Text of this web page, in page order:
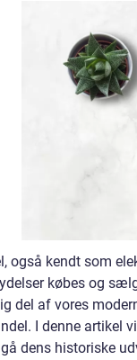
også kendt som
købes og
del af vores
I denne artikel
dens historiske